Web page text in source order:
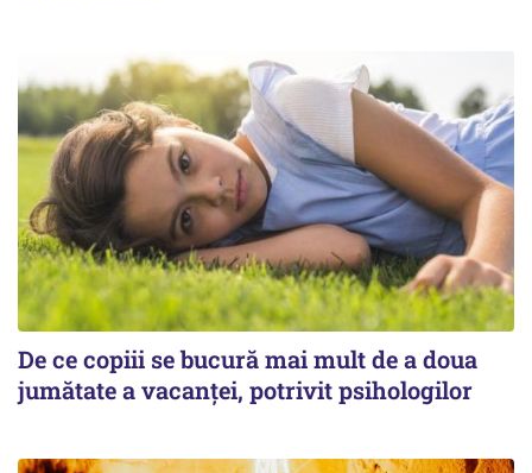
De ce copiii se bucură mai mult de a doua
jumătate a vacanței, potrivit psihologilor